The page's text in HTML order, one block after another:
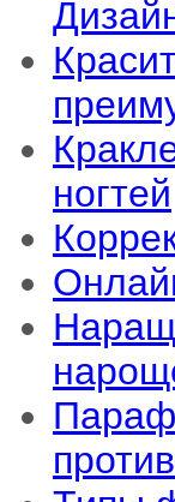
ногтей